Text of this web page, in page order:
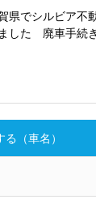
県でシルビア不
した 廃車手続
（車名）